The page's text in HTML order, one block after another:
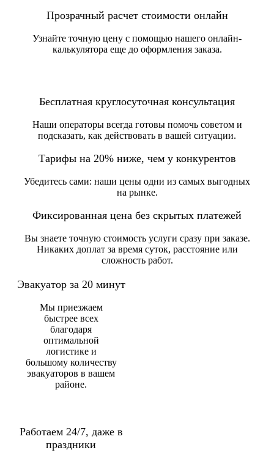
Прозрачный расчет стоимости онлайн
Узнайте точную цену с помощью нашего онлайн-
калькулятора еще до оформления заказа.
Бесплатная круглосуточная консультация
Наши операторы всегда готовы помочь советом и
подсказать, как действовать в вашей ситуации.
Тарифы на 20% ниже, чем у конкурентов
Убедитесь сами: наши цены одни из самых выгодных
на рынке.
Фиксированная цена без скрытых платежей
Вы знаете точную стоимость услуги сразу при заказе.
Никаких доплат за время суток, расстояние или
сложность работ.
Эвакуатор за 20 минут
Мы приезжаем
быстрее всех
благодаря
оптимальной
логистике и
большому количеству
эвакуаторов в вашем
районе.
Работаем 24/7, даже в
праздники